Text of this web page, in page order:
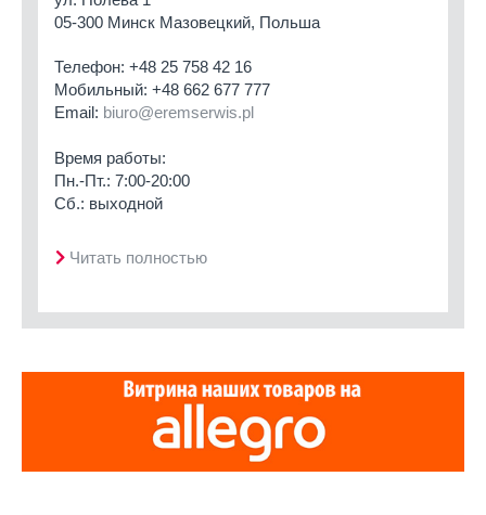
05-300 Минск Мазовецкий, Польша
Телефон: +48 25 758 42 16
Мобильный: +48 662 677 777
Email: biuro@eremserwis.pl
Время работы:
Пн.-Пт.: 7:00-20:00
Сб.: выходной
Читать полностью